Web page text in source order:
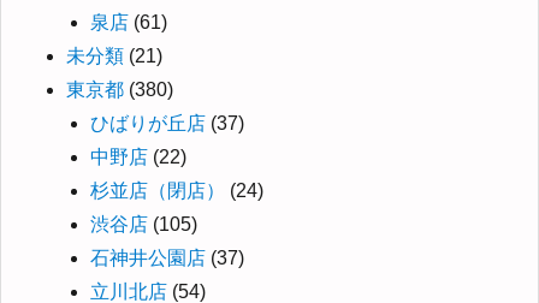
泉店 (61)
未分類 (21)
東京都 (380)
ひばりが丘店 (37)
中野店 (22)
杉並店（閉店）
(24)
渋谷店 (105)
石神井公園店 (37)
立川北店 (54)